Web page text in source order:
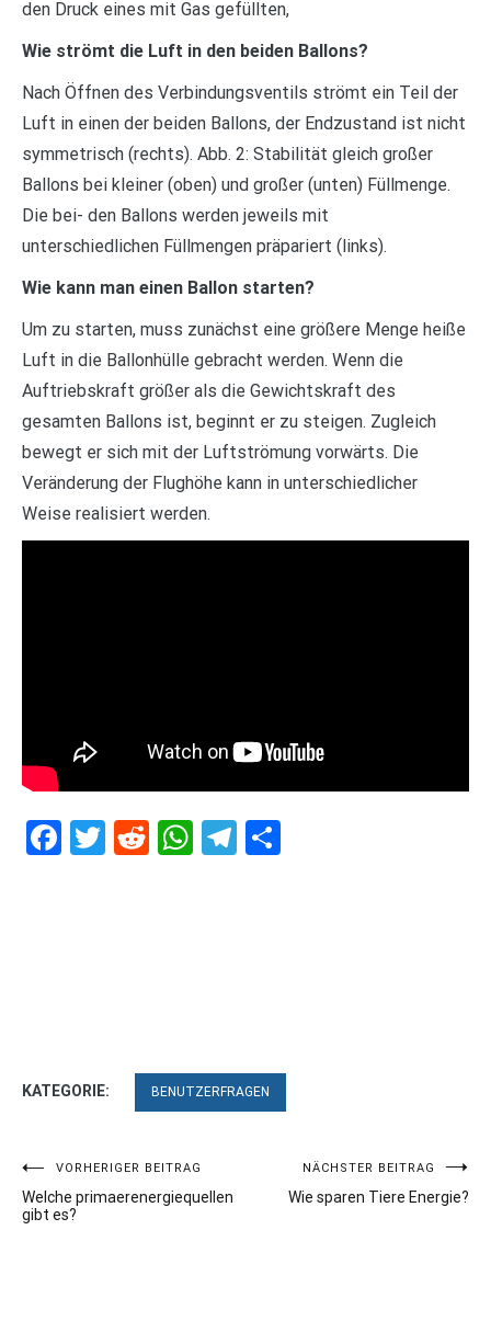
den Druck eines mit Gas gefüllten,
Wie strömt die Luft in den beiden Ballons?
Nach Öffnen des Verbindungsventils strömt ein Teil der
Luft in einen der beiden Ballons, der Endzustand ist nicht
symmetrisch (rechts). Abb. 2: Stabilität gleich großer
Ballons bei kleiner (oben) und großer (unten) Füllmenge.
Die bei- den Ballons werden jeweils mit
unterschiedlichen Füllmengen präpariert (links).
Wie kann man einen Ballon starten?
Um zu starten, muss zunächst eine größere Menge heiße
Luft in die Ballonhülle gebracht werden. Wenn die
Auftriebskraft größer als die Gewichtskraft des
gesamten Ballons ist, beginnt er zu steigen. Zugleich
bewegt er sich mit der Luftströmung vorwärts. Die
Veränderung der Flughöhe kann in unterschiedlicher
Weise realisiert werden.
Facebook
Twitter
RedditWhatsApp
Telegram
KATEGORIE: BENUTZERFRAGEN
Beitragsnavigation
VORHERIGER BEITRAG
Welche primaerenergiequellen
gibt es?
NÄCHSTER BEITRAG
Wie sparen Tiere Energie?